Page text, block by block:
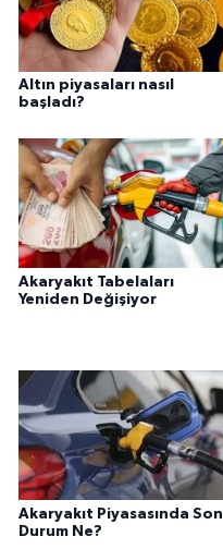
Altın piyasaları nasıl
başladı?
Akaryakıt Tabelaları
Yeniden Değişiyor
Akaryakıt Piyasasında Son
Durum Ne?